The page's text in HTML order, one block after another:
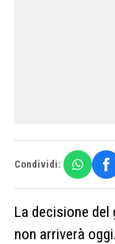
Condividi:
La decisione
non arriverà